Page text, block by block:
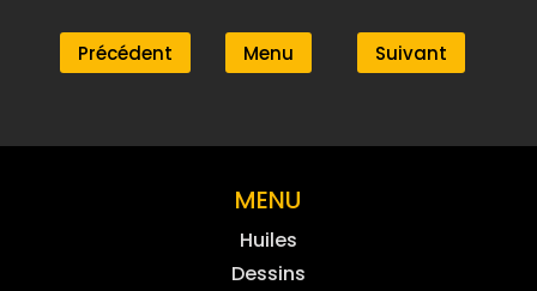
Précédent Menu Suivant
MENU
Huiles
Dessins